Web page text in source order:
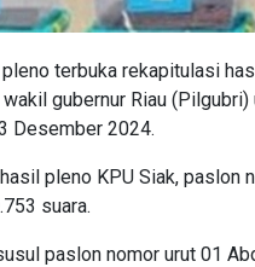
terbuka rekapitulasi
gubernur Riau
Desember 2024.
pleno KPU Siak, paslon
suara.
paslon nomor urut 01